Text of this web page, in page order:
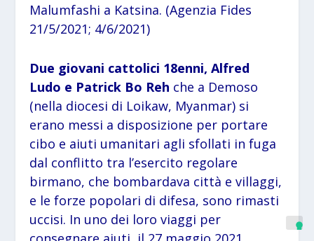
Malumfashi a Katsina. (Agenzia Fides
21/5/2021; 4/6/2021)
Due giovani cattolici 18enni, Alfred
Ludo e Patrick Bo Reh che a Demoso
(nella diocesi di Loikaw, Myanmar) si
erano messi a disposizione per portare
cibo e aiuti umanitari agli sfollati in fuga
dal conflitto tra l’esercito regolare
birmano, che bombardava città e villaggi,
e le forze popolari di difesa, sono rimasti
uccisi. In uno dei loro viaggi per